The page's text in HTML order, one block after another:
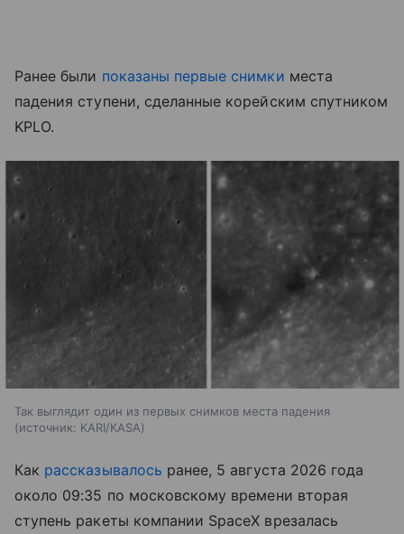
Ранее были показаны первые снимки места
падения ступени, сделанные корейским спутником
KPLO.
Так выглядит один из первых снимков места падения
источник: KARI/KASA
Как рассказывалось ранее, 5 августа 2026 года
около 09:35 по московскому времени вторая
ступень ракеты компании SpaceX врезалась